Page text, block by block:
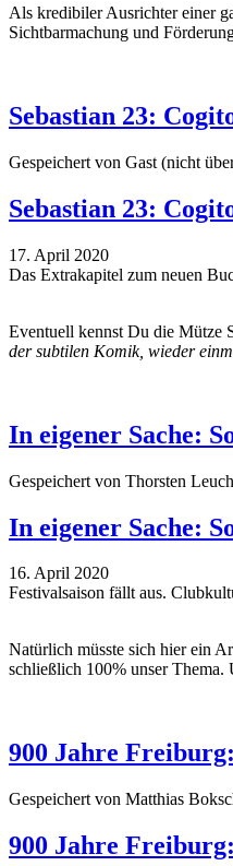
Als kredibiler Ausrichter einer
Sichtbarmachung und
Sebastian 23:
Gespeichert von Gast (nicht
Sebastian 23:
17. April 2020
Das Extrakapitel zum neuen
Eventuell kennst Du die Mütze
der subtilen Komik, wieder
In eigener Sache:
Gespeichert von Thorsten
In eigener Sache:
16. April 2020
Festivalsaison fällt aus.
Natürlich müsste sich hier ein
schließlich 100% unser
900 Jahre
Gespeichert von Matthias
900 Jahre